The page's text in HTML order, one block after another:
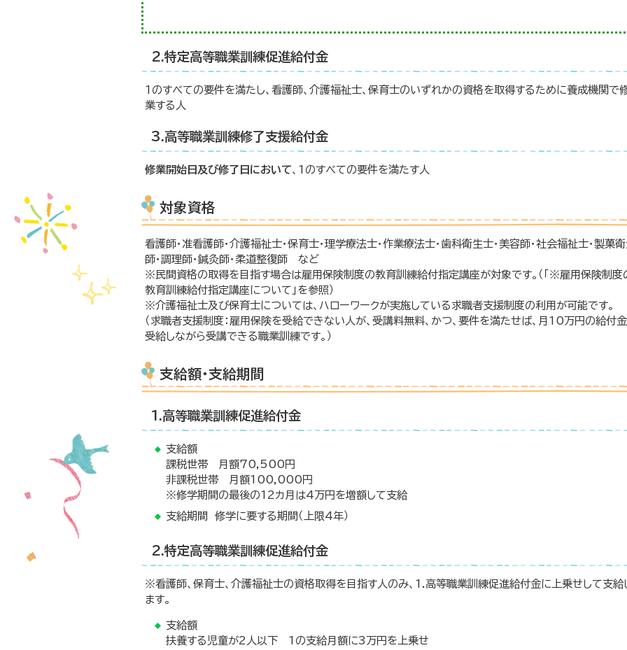
2.特定高等職業訓練促進給付金
1のすべての要件を満たし、看護師、介護福祉士、保育士のいずれかの資格を取得するために養成機関で
業する人
3.高等職業訓練修了支援給付金
修業開始日及び修了日において、1のすべての要件を満たす人
対象資格
看護師・准看護師・介護福祉士・保育士・理学療法士・作業療法士・歯科衛生士・美容師・社会福祉士・製菓
師・調理師・鍼灸師・柔道整復師 など
※民間資格の取得を目指す場合は雇用保険制度の教育訓練給付指定講座が対象です。（「※雇用保険制度
教育訓練給付指定講座について」を参照）
※介護福祉士及び保育士については、ハローワークが実施している求職者支援制度の利用が可能です。
（求職者支援制度：雇用保険を受給できない人が、受講料無料、かつ、要件を満たせば、月10万円の給付
受給しながら受講できる職業訓練です。）
支給額・支給期間
1.高等職業訓練促進給付金
支給額
課税世帯 月額70,500円
非課税世帯 月額100,000円
※修学期間の最後の12カ月は4万円を増額して支給
支給期間 修学に要する期間（上限4年）
2.特定高等職業訓練促進給付金
※看護師、保育士、介護福祉士の資格取得を目指す人のみ、1.高等職業訓練促進給付金に上乗せして支給
ます。
支給額
扶養する児童が2人以下 1の支給月額に3万円を上乗せ